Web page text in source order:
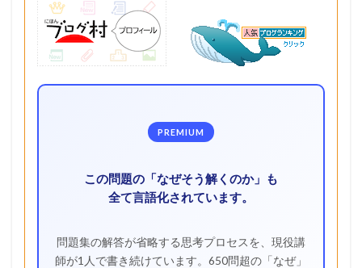
PREMIUM
この問題の「なぜそう解くのか」も
全て言語化されています。
問題集の解答が省略する思考プロセスを、現役講
師が1人で書き続けています。650問超の「なぜ」